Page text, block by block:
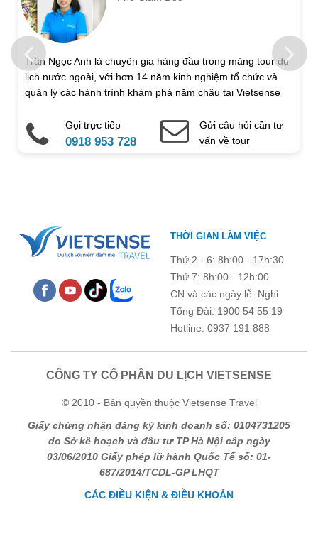
Trần Ngọc Anh là chuyên gia hàng đầu trong mảng tour du
lịch nước ngoài, với hơn 14 năm kinh nghiệm tổ chức và
quản lý các hành trình khám phá năm châu tại Vietsense
Gọi trực tiếp
0918 953 728
Gửi câu hỏi cần tư
vấn về tour
THỜI GIAN LÀM VIỆC
Thứ 2 - 6: 8h:00 - 17h:30
Thứ 7: 8h:00 - 12h:00
CN và các ngày lễ: Nghỉ
Tổng Đài: 1900 54 55 19
Hotline: 0937 191 888
CÔNG TY CỔ PHẦN DU LỊCH VIETSENSE
© 2010 - Bản quyền thuộc Vietsense Travel
Giấy chứng nhận đăng ký kinh doanh số: 0104731205
do Sở kế hoạch và đầu tư TP Hà Nội cấp ngày
03/06/2010 Giấy phép lữ hành Quốc Tế số: 01-
687/2014/TCDL-GP LHQT
CÁC ĐIỀU KIỆN & ĐIỀU KHOẢN